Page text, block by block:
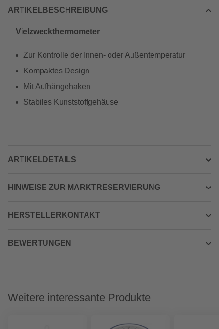
ARTIKELBESCHREIBUNG
Vielzweckthermometer
Zur Kontrolle der Innen- oder Außentemperatur
Kompaktes Design
Mit Aufhängehaken
Stabiles Kunststoffgehäuse
ARTIKELDETAILS
HINWEISE ZUR MARKTRESERVIERUNG
HERSTELLERKONTAKT
BEWERTUNGEN
Weitere interessante Produkte